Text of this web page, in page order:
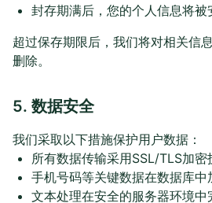
封存期满后，您的个人信息将被
超过保存期限后，我们将对相关信
删除。
5. 数据安全
我们采取以下措施保护用户数据：
所有数据传输采用SSL/TLS加密
手机号码等关键数据在数据库中
文本处理在安全的服务器环境中